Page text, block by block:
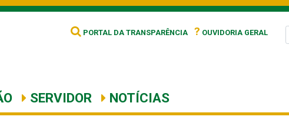
PORTAL DA TRANSPARÊNCIA ? OUVIDORIA GERAL
SERVIDOR NOTÍCIAS